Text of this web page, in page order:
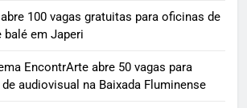
100 vagas gratuitas para oficinas de
em Japeri
EncontrArte abre 50 vagas para
audiovisual na Baixada Fluminense